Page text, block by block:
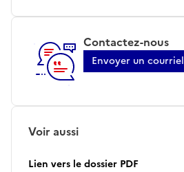
Contactez-nous
Envoyer un courriel
Voir aussi
Lien vers le dossier PDF